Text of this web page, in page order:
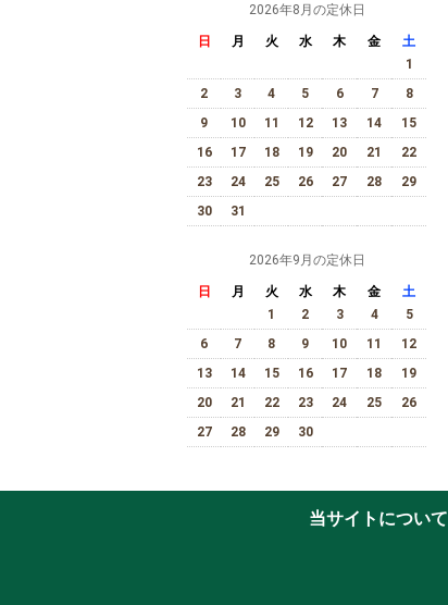
2026年8月の定休日
日 月 火 水 木 金
土
1
2
3 4 5 6 7
8
9
10 11 12 13 14
15
16
17 18 19 20 21
22
23
24 25 26 27 28
29
30
31
2026年9月の定休日
日 月 火 水 木 金
土
1
2 3 4
5
6
7 8 9 10 11
12
13
14 15 16 17 18
19
20
21 22 23 24 25
26
27
28 29 30
当サイトについて